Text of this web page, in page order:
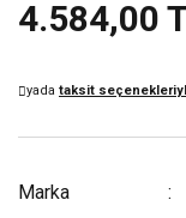
4.584,00
yada taksit
Marka